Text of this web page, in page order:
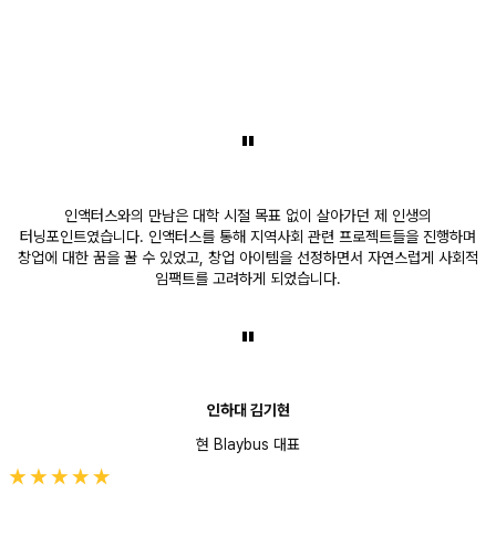
"
인액터스와의 만남은 대학 시절 목표 없이 살아가던 제 인생의
터닝포인트였습니다. 인액터스를 통해 지역사회 관련 프로젝트들을 진행하며
창업에 대한 꿈을 꿀 수 있었고, 창업 아이템을 선정하면서 자연스럽게 사회적
임팩트를 고려하게 되었습니다.
"
인하대 김기현
현 Blaybus 대표